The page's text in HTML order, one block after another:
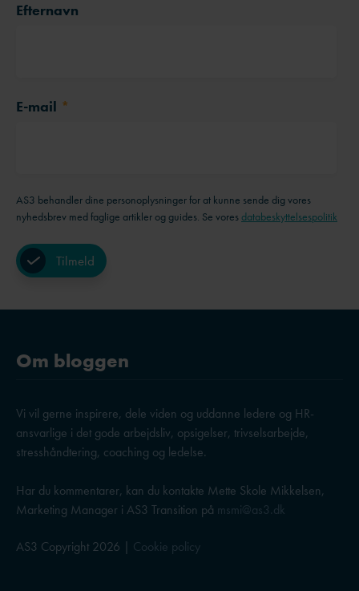
Efternavn
E-mail *
AS3 behandler dine personoplysninger for at kunne sende dig vores
nyhedsbrev med faglige artikler og guides. Se vores databeskyttelsespolitik
Om bloggen
Vi vil gerne inspirere, dele viden og uddanne ledere og HR-
ansvarlige i det gode arbejdsliv, opsigelser, trivselsarbejde,
stresshåndtering, coaching og ledelse.
Har du kommentarer, kan du kontakte Mette Skole Mikkelsen,
Marketing Manager i AS3 Transition på msmi@as3.dk
AS3 Copyright 2026 | Cookie policy